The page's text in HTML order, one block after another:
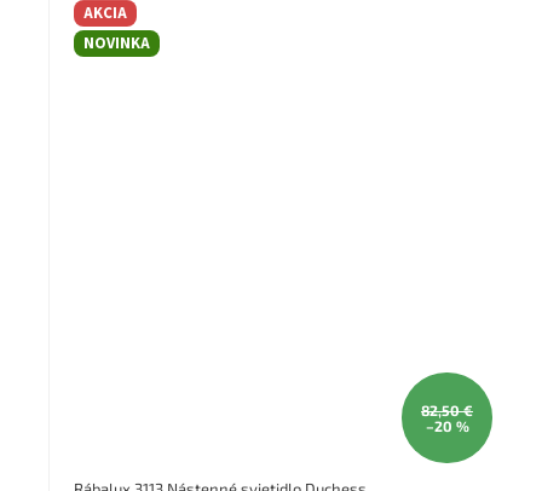
AKCIA
NOVINKA
82,50 €
–20 %